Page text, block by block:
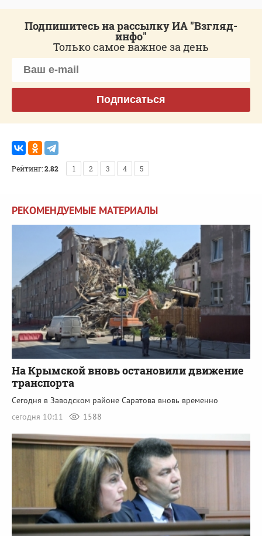
Подпишитесь на рассылку ИА "Взгляд-
инфо"
Только самое важное за день
Подписаться
Рейтинг:2.82 1 2 3 4 5
РЕКОМЕНДУЕМЫЕ МАТЕРИАЛЫ
На Крымской вновь остановили движение
транспорта
Сегодня в Заводском районе Саратова вновь временно
сегодня 10:11
1588